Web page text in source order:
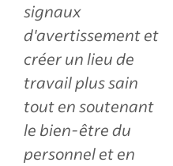
signaux
d'avertissement et
créer un lieu de
travail plus sain
tout en soutenant
le bien-être du
personnel et en